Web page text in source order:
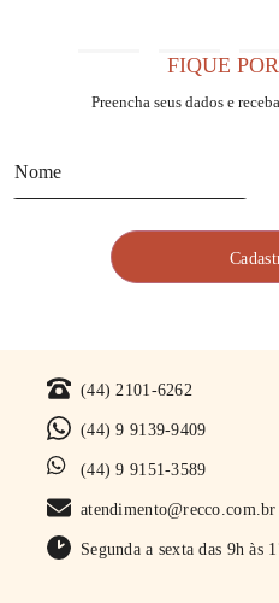
FIQUE
Preencha seus dados e
(44) 2101-6262
(44) 9 9139-9409
(44) 9 9151-3589
atendimento@recco.com.br
Segunda a sexta das 9h às